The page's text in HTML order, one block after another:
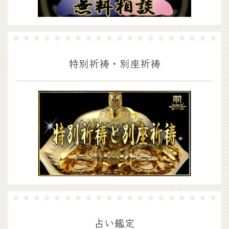
特別祈祷・別座祈祷
占い鑑定